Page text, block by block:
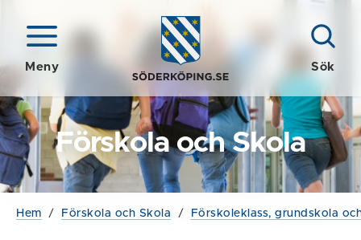
Meny Sök
Förskola och Skola
Hem / Förskola och Skola / Förskoleklass, grundskola